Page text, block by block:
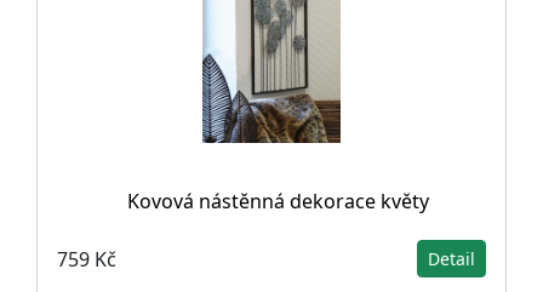
Kovová nástěnná dekorace květy
759 Kč Detail